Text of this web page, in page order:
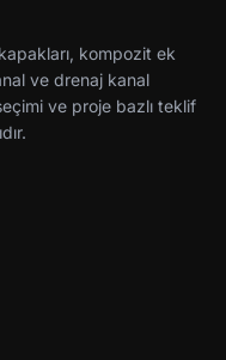
kompozit ek
ve drenaj kanal
ve proje bazlı teklif